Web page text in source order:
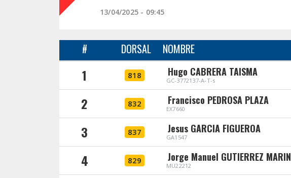
13/04/2025 - 09:45
# DORSAL NOMBRE
1 818 Hugo CABRERA TAISMA
GC-3772137-A-T-s
2 832 Francisco PEDROSA PLAZA
EX7660
3 837 Jesus GARCIA FIGUEROA
GA1547
4 829 Jorge Manuel GUTIERREZ MARIN
MU22212